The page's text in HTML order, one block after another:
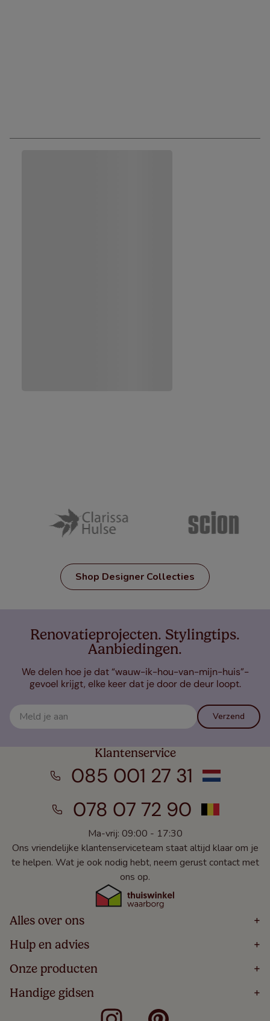
Shop Designer Collecties
Renovatieprojecten. Stylingtips.
Aanbiedingen.
We delen hoe je dat “wauw-ik-hou-van-mijn-huis”-
gevoel krijgt, elke keer dat je door de deur loopt.
Verzend
Klantenservice
085 001 27 31
078 07 72 90
Ma-vrij: 09:00 - 17:30
Ons vriendelijke klantenserviceteam staat altijd klaar om je
te helpen. Wat je ook nodig hebt, neem gerust contact met
ons op.
Alles over ons +
Home
Over
Bestellen
Winacties
Hulp en advies +
Volg Je Bestelling
Levering
5 Jaar Garantie
Algemene Voorwaarden
Onze producten +
Houten Jaloezieën
Rolgordijnen
Handige gidsen +
Meten Voor Raamdecoratie